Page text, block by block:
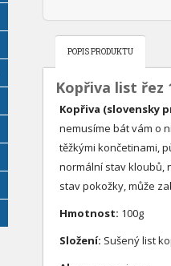
POPIS PRODUKTU
Kopřiva list řez
Kopřiva (slovensky
nemusíme bát vám o
těžkými končetinami,
normální stav kloubů,
stav pokožky, může
Hmotnost: 100g
Složení: Sušený list